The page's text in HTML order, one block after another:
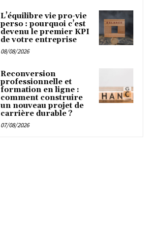
L’équilibre vie pro-vie
perso : pourquoi c’est
devenu le premier KPI
de votre entreprise
08/08/2026
Reconversion
professionnelle et
formation en ligne :
comment construire
un nouveau projet de
carrière durable ?
07/08/2026